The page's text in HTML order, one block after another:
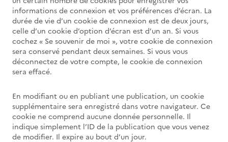
informations de connexion et vos préférences d’écran. La
durée de vie d’un cookie de connexion est de deux jours,
celle d’un cookie d’option d’écran est d’un an. Si vous
cochez « Se souvenir de moi », votre cookie de connexion
sera conservé pendant deux semaines. Si vous vous
déconnectez de votre compte, le cookie de connexion
sera effacé.
En modifiant ou en publiant une publication, un cookie
supplémentaire sera enregistré dans votre navigateur. Ce
cookie ne comprend aucune donnée personnelle. Il
indique simplement l’ID de la publication que vous venez
de modifier. Il expire au bout d’un jour.